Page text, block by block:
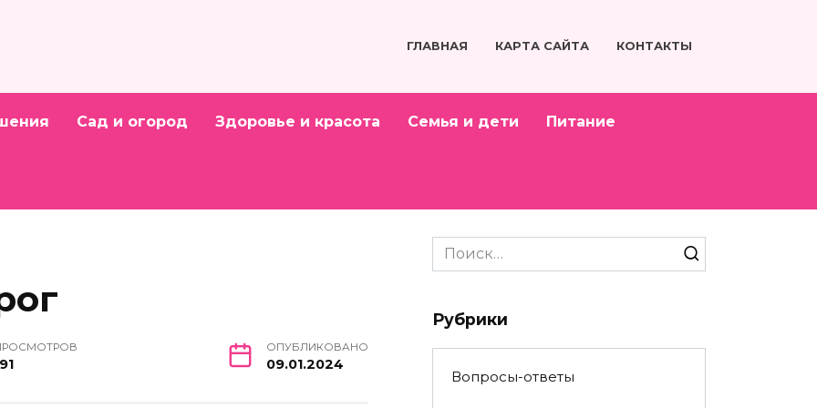
ГЛАВНАЯ КАРТА САЙТА КОНТАКТЫ
Сад и огород Здоровье и красота Семья и дети Питание
ОПУБЛИКОВАНО
09.01.2024
Search
for:
Рубрики
Вопросы-ответы